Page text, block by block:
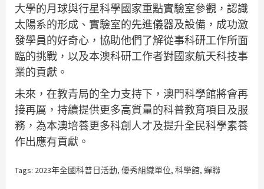
大學的月球與行星科學國家重點實驗室參觀，認識
太陽系的形成、實驗室的先進儀器及設備，成功激
發學員的好奇心，協助他們了解從事科研工作所面
臨的挑戰，以及本澳科研工作者對國家航天科技事
業的貢獻。
未來，在教青局的全力支持下，澳門科學館將會再
接再厲，持續提供更多高質量的科普教育項目及服
務，為本澳培養更多科創人才及提升全民科學素養
作出應有貢獻。
Tags: 2023年全國科普日活動, 優秀組織單位, 科學館, 蟬聯